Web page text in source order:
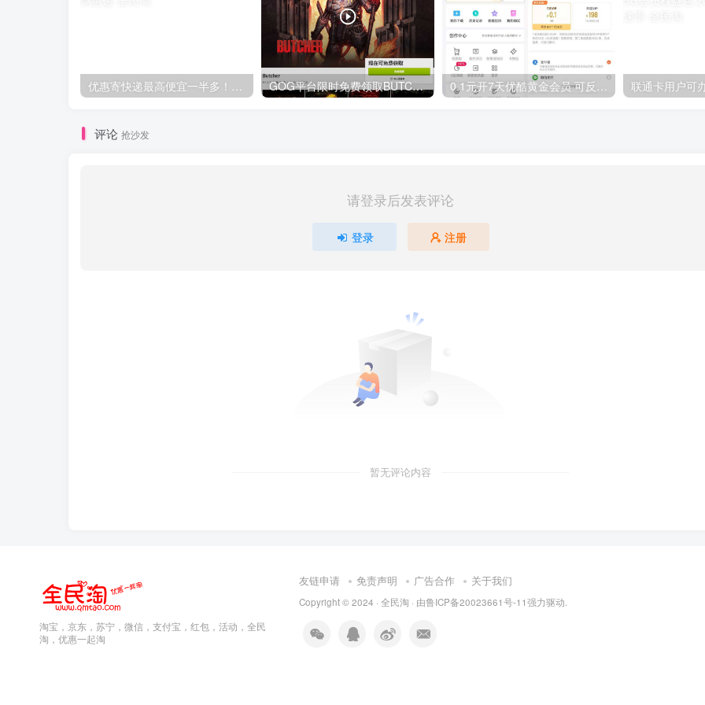
优惠寄快递最高便宜一半多！白鸽惠递 GOG平台限时免费领取BUTCHER（屠夫） 0.1元开7天优酷黄金会员 可反复开通需要关闭自动续费
评论 抢沙发
请登录后发表评论
登录 注册
暂无评论内容
淘宝，京东，苏宁，微信，支付宝，红包，活动，全民
淘，优惠一起淘
友链申请 免责声明 广告合作 关于我们
Copyright © 2024 · 全民淘 · 由鲁ICP备20023661号-11强力驱动.